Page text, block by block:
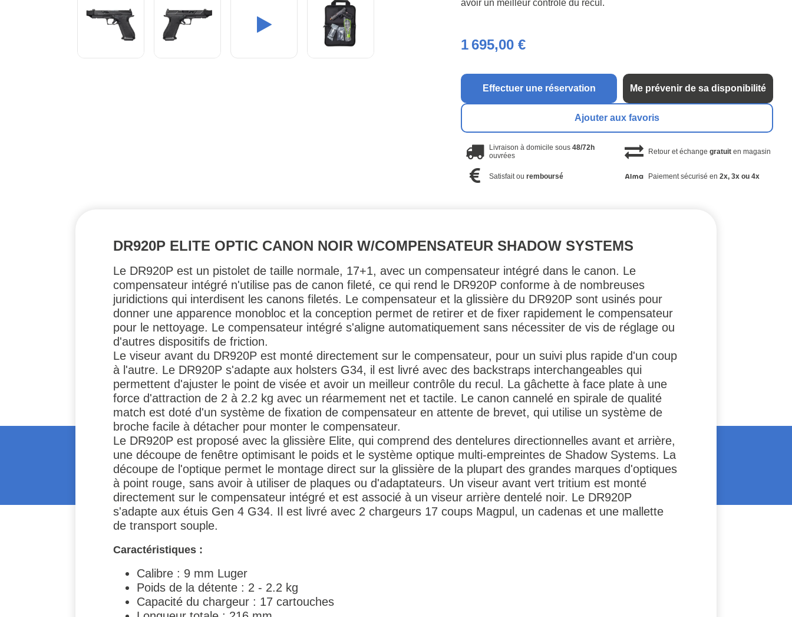
avoir un meilleur contrôle du recul.
1 695,00 €
Effectuer une réservation Me prévenir de sa disponibilité
Ajouter aux favoris
Livraison à domicile sous48/72h
ouvrées
Retour et échange gratuiten magasin
Satisfait ouremboursé Paiement sécurisé en 2x, 3x ou 4x
DR920P ELITE OPTIC CANON NOIR W/COMPENSATEUR SHADOW SYSTEMS
Le DR920P est un pistolet de taille normale, 17+1, avec un compensateur intégré dans le canon. Le
compensateur intégré n'utilise pas de canon fileté, ce qui rend le DR920P conforme à de nombreuses
juridictions qui interdisent les canons filetés. Le compensateur et la glissière du DR920P sont usinés pour
donner une apparence monobloc et la conception permet de retirer et de fixer rapidement le compensateur
pour le nettoyage. Le compensateur intégré s'aligne automatiquement sans nécessiter de vis de réglage ou
d'autres dispositifs de friction.
Le viseur avant du DR920P est monté directement sur le compensateur, pour un suivi plus rapide d'un coup
à l'autre. Le DR920P s'adapte aux holsters G34, il est livré avec des backstraps interchangeables qui
permettent d'ajuster le point de visée et avoir un meilleur contrôle du recul. La gâchette à face plate à une
force d'attraction de 2 à 2.2 kg avec un réarmement net et tactile. Le canon cannelé en spirale de qualité
match est doté d'un système de fixation de compensateur en attente de brevet, qui utilise un système de
broche facile à détacher pour monter le compensateur.
Le DR920P est proposé avec la glissière Elite, qui comprend des dentelures directionnelles avant et arrière,
une découpe de fenêtre optimisant le poids et le système optique multi-empreintes de Shadow Systems. La
découpe de l'optique permet le montage direct sur la glissière de la plupart des grandes marques d'optiques
à point rouge, sans avoir à utiliser de plaques ou d'adaptateurs. Un viseur avant vert tritium est monté
directement sur le compensateur intégré et est associé à un viseur arrière dentelé noir. Le DR920P
s'adapte aux étuis Gen 4 G34. Il est livré avec 2 chargeurs 17 coups Magpul, un cadenas et une mallette
de transport souple.
Caractéristiques :
Calibre : 9 mm Luger
Poids de la détente : 2 - 2.2 kg
Capacité du chargeur : 17 cartouches